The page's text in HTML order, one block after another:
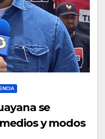
se
y modos